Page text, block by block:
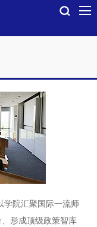
学院汇聚国际一流师
形成顶级政策智库